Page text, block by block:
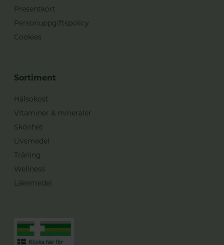
Presentkort
Personuppgiftspolicy
Cookies
Sortiment
Hälsokost
Vitaminer & mineraler
Skönhet
Livsmedel
Träning
Wellness
Läkemedel